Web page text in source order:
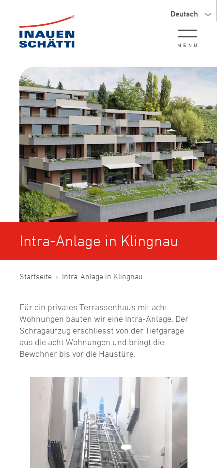
Deutsch
MENÜ
Intra-Anlage in Klingnau
Startseite Intra-Anlage in Klingnau
Für ein privates Terrassenhaus mit acht
Wohnungen bauten wir eine Intra-Anlage. Der
Schrägaufzug erschliesst von der Tiefgarage
aus die acht Wohnungen und bringt die
Bewohner bis vor die Haustüre.